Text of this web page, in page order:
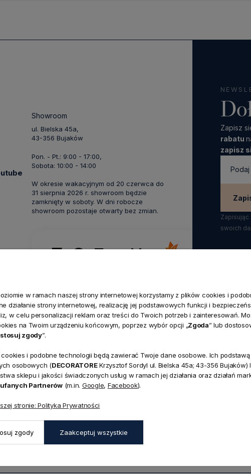
Zapisz
rabatu
zapisz
swoich
Showroom
ul. Bielska 45a,
43-356 Bujaków
Pon. - Pt.: 9:00 - 17:00,
Sobota: 10:00 - 14:00
W okresie wakacyjnym od 20 czerwca do
31 sierpnia 2026 r. showroom będzie
zamknięty w soboty. W dni robocze
showroom pozostaje otwarty bez zmian.
5.0
STREFA KLIENTA
Zaloguj się
Zarejestruj się
Ustawienia konta
Twoje zamówienia
Outlet
Polityka Prywatności
Ustawienia plików cookies
POMOCNE LINKI
Sposoby płatności
Koszty dostawy
Odbiór Przesyłki
w ramach naszej strony internetowej korzystamy z plików cookies i
działanie strony internetowej, realizację jej podstawowych funkcji i
w celu personalizacji reklam oraz treści do Twoich potrzeb i zainteresowań.
na Twoim urządzeniu końcowym, poprzez wybór opcji „Zgoda” lub
zgody”.
i podobne technologii będą zawierać Twoje dane osobowe. Ich
osobowych (DECORATOREKrzysztof Sordyl ul. Bielska 45a; 43-356 Bujaków)
sklepu i jakości świadczonych usług w ramach jej działania oraz działań
Partnerów(m.in. Google, Facebook).
stronie: Polityka Prywatności
zgody Zaakceptuj wszystkie